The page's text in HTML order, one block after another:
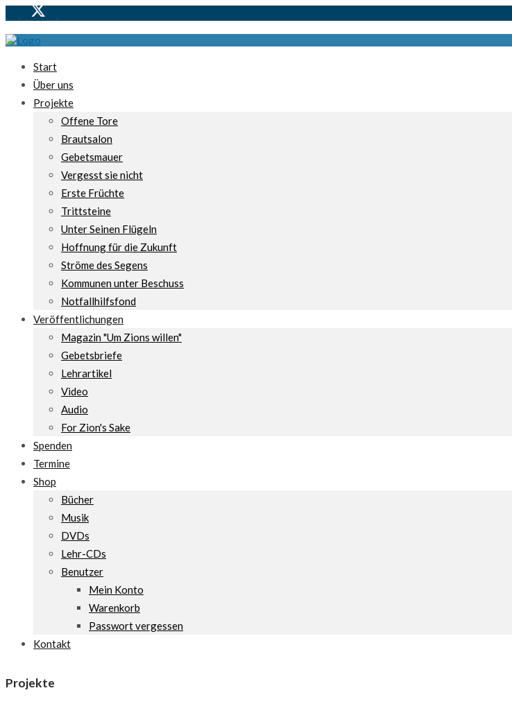
Start
Über uns
Projekte
Offene Tore
Brautsalon
Gebetsmauer
Vergesst sie nicht
Erste Früchte
Trittsteine
Unter Seinen Flügeln
Hoffnung für die Zukunft
Ströme des Segens
Kommunen unter Beschuss
Notfallhilfsfond
Veröffentlichungen
Magazin "Um Zions willen"
Gebetsbriefe
Lehrartikel
Video
Audio
For Zion's Sake
Spenden
Termine
Shop
Bücher
Musik
DVDs
Lehr-CDs
Benutzer
Mein Konto
Warenkorb
Passwort vergessen
Kontakt
Projekte